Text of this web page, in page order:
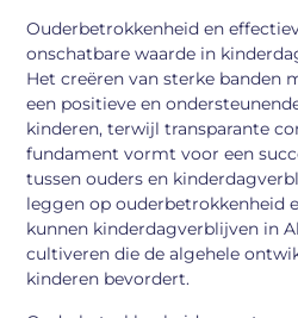
Ouderbetrokkenheid en
onschatbare waarde in
Het creëren van sterke banden
een positieve en
kinderen, terwijl transparante
fundament vormt voor een
tussen ouders en
leggen op ouderbetrokkenheid
kunnen kinderdagverblijven in
cultiveren die de algehele
kinderen bevordert.